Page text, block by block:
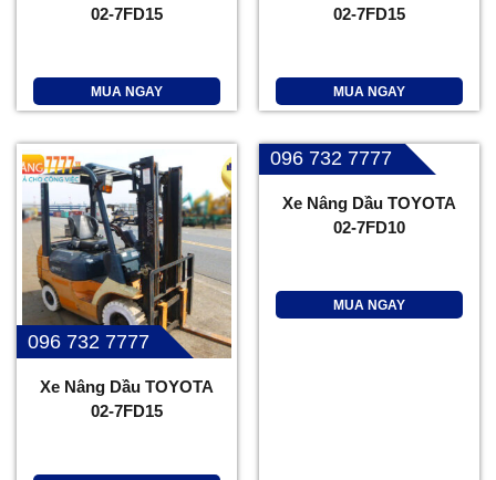
02-7FD15
MUA NGAY
02-7FD15
MUA NGAY
096 732 7777
Xe Nâng Dầu TOYOTA
02-7FD15
096 732 7777
Xe Nâng Dầu TOYOTA
02-7FD10
MUA NGAY